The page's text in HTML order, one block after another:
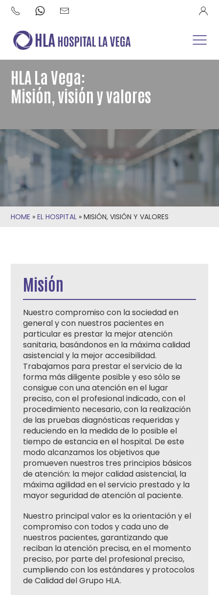
HLA La Vega:
Misión, visión y valores
HOME »EL HOSPITAL »MISIÓN, VISIÓN Y VALORES
Misión
Nuestro compromiso con la sociedad en
general y con nuestros pacientes en
particular es prestar la mejor atención
sanitaria, basándonos en la máxima calidad
asistencial y la mejor accesibilidad.
Trabajamos para prestar el servicio de la
forma más diligente posible y eso sólo se
consigue con una atención en el lugar
preciso, con el profesional indicado, con el
procedimiento necesario, con la realización
de las pruebas diagnósticas requeridas y
reduciendo en la medida de lo posible el
tiempo de estancia en el hospital. De este
modo alcanzamos los objetivos que
promueven nuestros tres principios básicos
de atención: la mejor calidad asistencial, la
máxima agilidad en el servicio prestado y la
mayor seguridad de atención al paciente.
Nuestro principal valor es la orientación y el
compromiso con todos y cada uno de
nuestros pacientes, garantizando que
reciban la atención precisa, en el momento
preciso, por parte del profesional preciso,
cumpliendo con los estándares y protocolos
de Calidad del Grupo HLA.